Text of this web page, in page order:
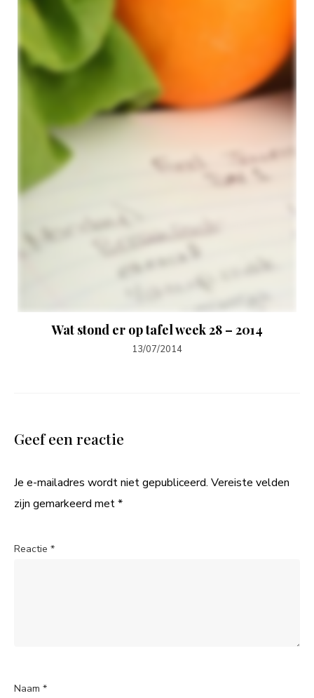
Wat stond er op tafel week 28 – 2014
13/07/2014
Geef een reactie
Je e-mailadres wordt niet gepubliceerd. Vereiste velden
zijn gemarkeerd met*
Reactie *
Naam *